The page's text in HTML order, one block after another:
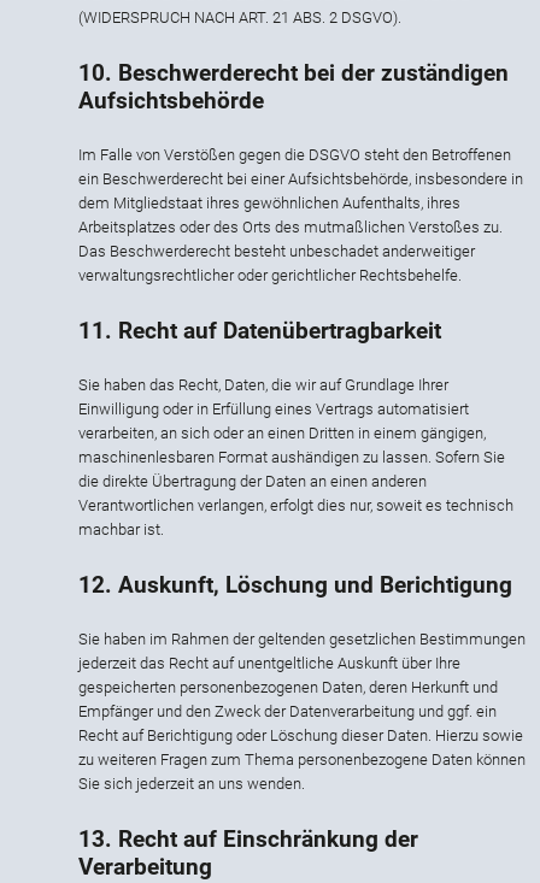
(WIDERSPRUCH NACH ART. 21 ABS. 2 DSGVO).
10. Beschwerderecht bei der zuständigen
Aufsichtsbehörde
Im Falle von Verstößen gegen die DSGVO steht den Betroffenen
ein Beschwerderecht bei einer Aufsichtsbehörde, insbesondere in
dem Mitgliedstaat ihres gewöhnlichen Aufenthalts, ihres
Arbeitsplatzes oder des Orts des mutmaßlichen Verstoßes zu.
Das Beschwerderecht besteht unbeschadet anderweitiger
verwaltungsrechtlicher oder gerichtlicher Rechtsbehelfe.
11. Recht auf Datenübertragbarkeit
Sie haben das Recht, Daten, die wir auf Grundlage Ihrer
Einwilligung oder in Erfüllung eines Vertrags automatisiert
verarbeiten, an sich oder an einen Dritten in einem gängigen,
maschinenlesbaren Format aushändigen zu lassen. Sofern Sie
die direkte Übertragung der Daten an einen anderen
Verantwortlichen verlangen, erfolgt dies nur, soweit es technisch
machbar ist.
12. Auskunft, Löschung und Berichtigung
Sie haben im Rahmen der geltenden gesetzlichen Bestimmungen
jederzeit das Recht auf unentgeltliche Auskunft über Ihre
gespeicherten personenbezogenen Daten, deren Herkunft und
Empfänger und den Zweck der Datenverarbeitung und ggf. ein
Recht auf Berichtigung oder Löschung dieser Daten. Hierzu sowie
zu weiteren Fragen zum Thema personenbezogene Daten können
Sie sich jederzeit an uns wenden.
13. Recht auf Einschränkung der
Verarbeitung